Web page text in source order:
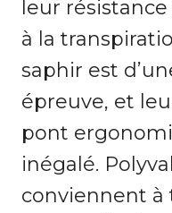
leur résistance
à la
saphir est
épreuve, et
pont
inégalé.
conviennent à